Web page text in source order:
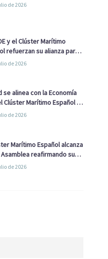
de 2026
y el Clúster Marítimo
refuerzan su alianza para
una estrategia Nacional
de 2026
se alinea con la Economía
Clúster Marítimo Español y
Liga Naval avanzan alianzas
de 2026
Marítimo Español alcanza
Asamblea reafirmando su
en la Economía Azul
de 2026